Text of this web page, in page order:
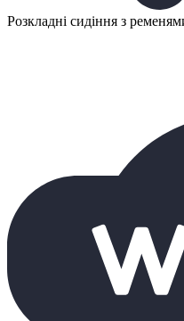
Розкладні сидіння з